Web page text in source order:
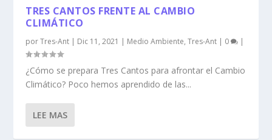
TRES CANTOS FRENTE AL CAMBIO
CLIMÁTICO
porTres-Ant | Dic 11, 2021 | Medio Ambiente,Tres-Ant | 0 |
¿Cómo se prepara Tres Cantos para afrontar el Cambio
Climático? Poco hemos aprendido de las...
LEE MAS